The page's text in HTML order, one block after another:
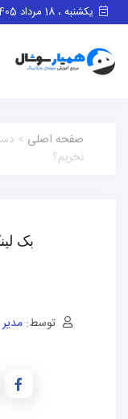
یکشنبه ، 18 مرداد 1405
صفحه اصلی >
نخریم؟
بک
توسط: